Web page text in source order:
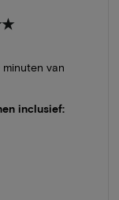
van
inclusief: